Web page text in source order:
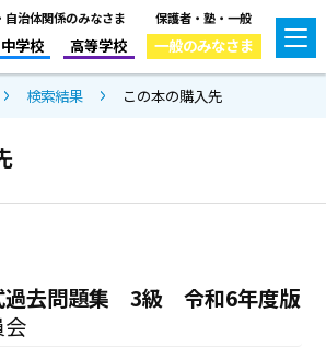
自治体関係のみなさま
中学校 高等学校
保護者・塾・一般
一般のみなさま
検索結果 この本の購入先
過去問題集 3級 令和6年度版
会